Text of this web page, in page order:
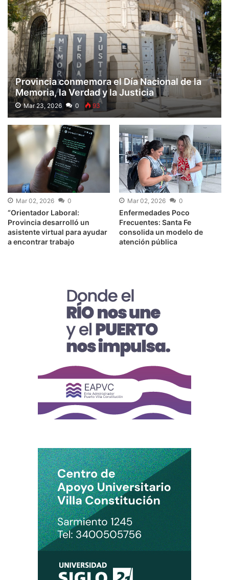
Provincia conmemora el Día Nacional de la
Memoria, la Verdad y la Justicia
Mar 23, 2026 0 93
Mar 02, 2026 0
“Orientador Laboral:
Provincia desarrolló un
asistente virtual para ayudar
a encontrar trabajo
Mar 02, 2026 0
Enfermedades Poco
Frecuentes: Santa Fe
consolida un modelo de
atención pública